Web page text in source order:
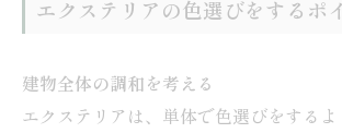
エクステリアの色選びをするポ
建物全体の調和を考える
エクステリアは、単体で色選びをする